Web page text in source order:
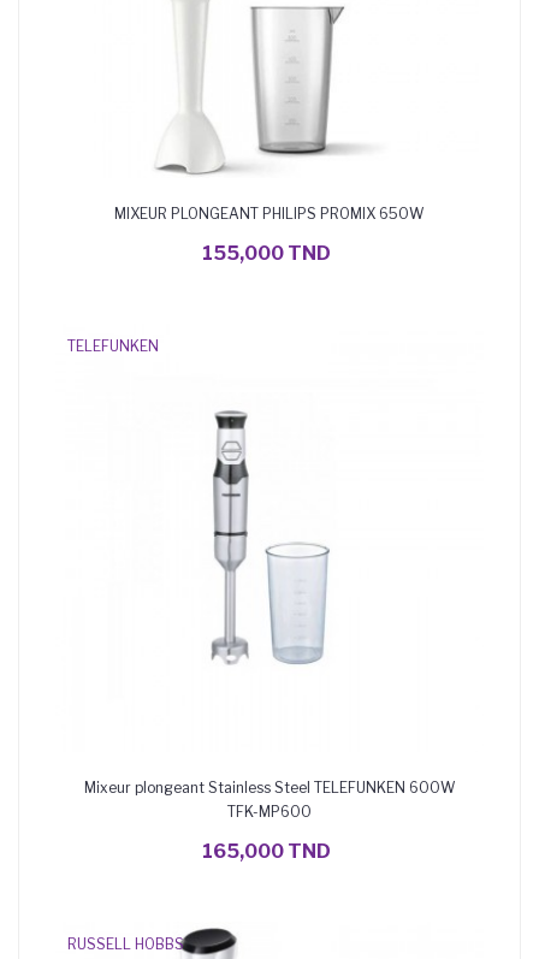
MIXEUR PLONGEANT PHILIPS PROMIX 650W
155,000 TND
TELEFUNKEN
Mixeur plongeant Stainless Steel TELEFUNKEN 600W
TFK-MP600
165,000 TND
RUSSELL HOBBS